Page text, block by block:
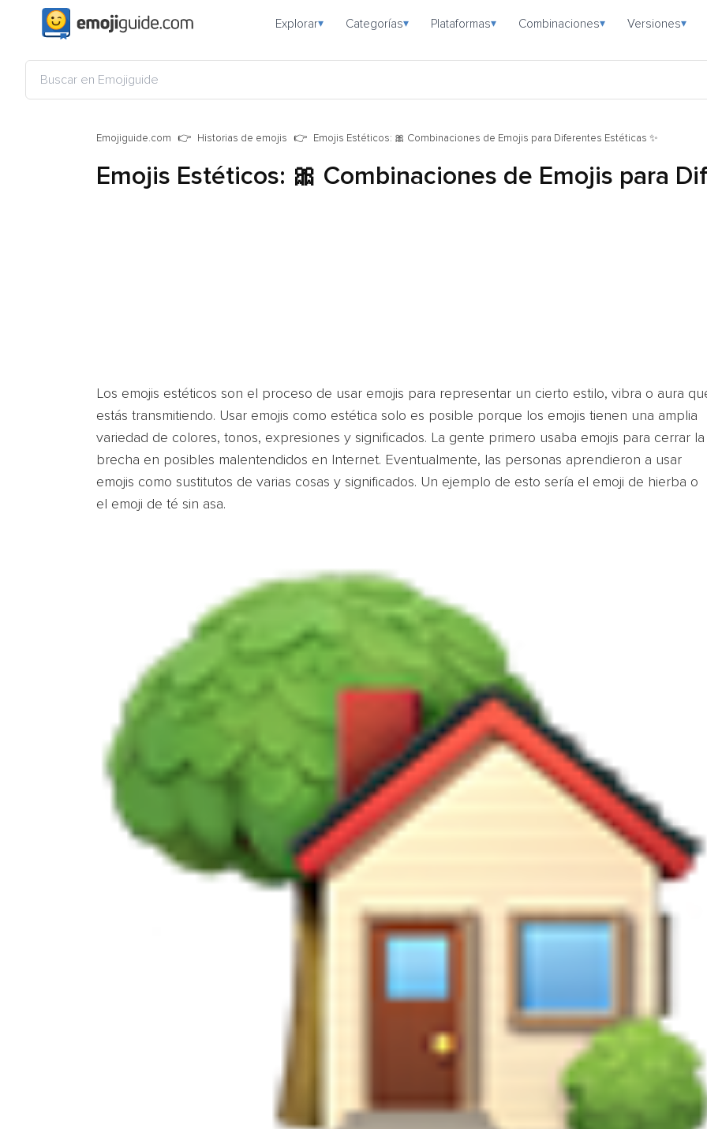
Explorar▾ Categorías▾ Plataformas▾ Combinaciones▾ Versiones▾
Emojiguide.com Historias de emojis Emojis Estéticos: 🎀 Combinaciones de Emojis para Diferentes Estéticas ✨
Emojis Estéticos: 🎀 Combinaciones de Emojis para
Los emojis estéticos son el proceso de usar emojis para representar un cierto estilo, vibra o aura
estás transmitiendo. Usar emojis como estética solo es posible porque los emojis tienen una amplia
variedad de colores, tonos, expresiones y significados. La gente primero usaba emojis para cerrar la
brecha en posibles malentendidos en Internet. Eventualmente, las personas aprendieron a usar
emojis como sustitutos de varias cosas y significados. Un ejemplo de esto sería el emoji de hierba o
el emoji de té sin asa.